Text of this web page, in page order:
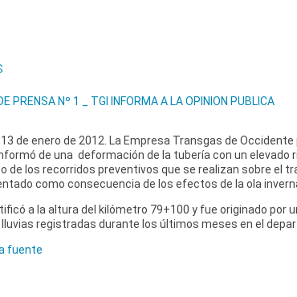
PRENSA Nº 1 _ TGI INFORMA A LA OPINION PUBLICA
de enero de 2012. La Empresa Transgas de
de una deformación de la tubería con un
de los recorridos preventivos que se realizan sobre el
como consecuencia de los efectos de la ola
a la altura del kilómetro 79+100 y fue originado por
registradas durante los últimos meses en el
fuente